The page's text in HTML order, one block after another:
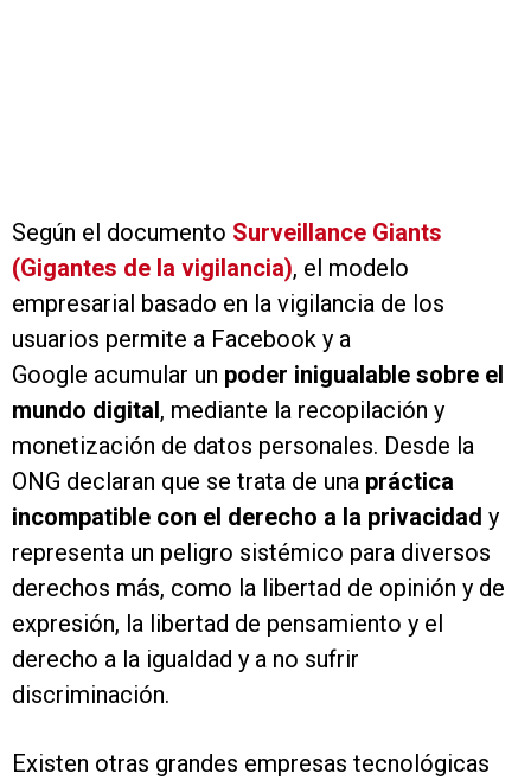
Según el documento Surveillance Giants
(Gigantes de la vigilancia), el modelo
empresarial basado en la vigilancia de los
usuarios permite a Facebook y a
Google acumular un poder inigualable sobre el
mundo digital, mediante la recopilación y
monetización de datos personales. Desde la
ONG declaran que se trata de una práctica
incompatible con el derecho a la privacidad y
representa un peligro sistémico para diversos
derechos más, como la libertad de opinión y de
expresión, la libertad de pensamiento y el
derecho a la igualdad y a no sufrir
discriminación.
Existen otras grandes empresas tecnológicas